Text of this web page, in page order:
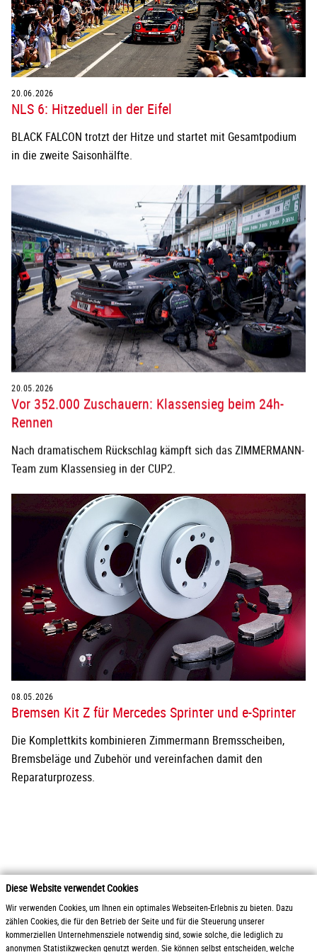
Diese Website verwendet Cookies
Wir verwenden Cookies, um Ihnen ein optimales Webseiten-Erlebnis zu bieten. Dazu
zählen Cookies, die für den Betrieb der Seite und für die Steuerung unserer
kommerziellen Unternehmensziele notwendig sind, sowie solche, die lediglich zu
anonymen Statistikzwecken genutzt werden. Sie können selbst entscheiden, welche
20.06.2026
NLS 6: Hitzeduell in der Eifel
BLACK FALCON trotzt der Hitze und startet mit Gesamtpodium
in die zweite Saisonhälfte.
20.05.2026
Vor 352.000 Zuschauern: Klassensieg beim 24h-
Rennen
Nach dramatischem Rückschlag kämpft sich das ZIMMERMANN-
Team zum Klassensieg in der CUP2.
08.05.2026
Bremsen Kit Z für Mercedes Sprinter und e-Sprinter
Die Komplettkits kombinieren Zimmermann Bremsscheiben,
Bremsbeläge und Zubehör und vereinfachen damit den
Reparaturprozess.
2026 Otto Zimmermann Maschinen- und Apparatebau GmbH
Produkte
AGB / Liefer- und